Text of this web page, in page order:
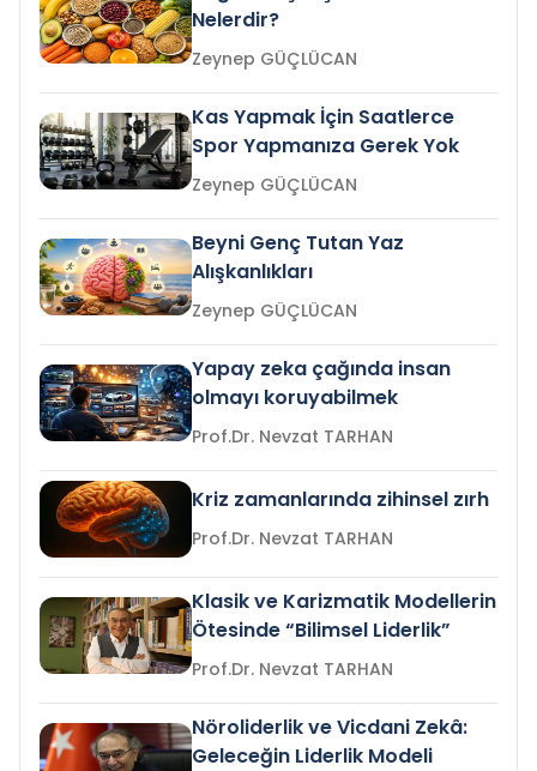
Nelerdir?
Zeynep GÜÇLÜCAN
Kas Yapmak İçin Saatlerce
Spor Yapmanıza Gerek Yok
Zeynep GÜÇLÜCAN
Beyni Genç Tutan Yaz
Alışkanlıkları
Zeynep GÜÇLÜCAN
Yapay zeka çağında insan
olmayı koruyabilmek
Prof.Dr. Nevzat TARHAN
Kriz zamanlarında zihinsel zırh
Prof.Dr. Nevzat TARHAN
Klasik ve Karizmatik Modellerin
Ötesinde “Bilimsel Liderlik”
Prof.Dr. Nevzat TARHAN
Nöroliderlik ve Vicdani Zekâ:
Geleceğin Liderlik Modeli